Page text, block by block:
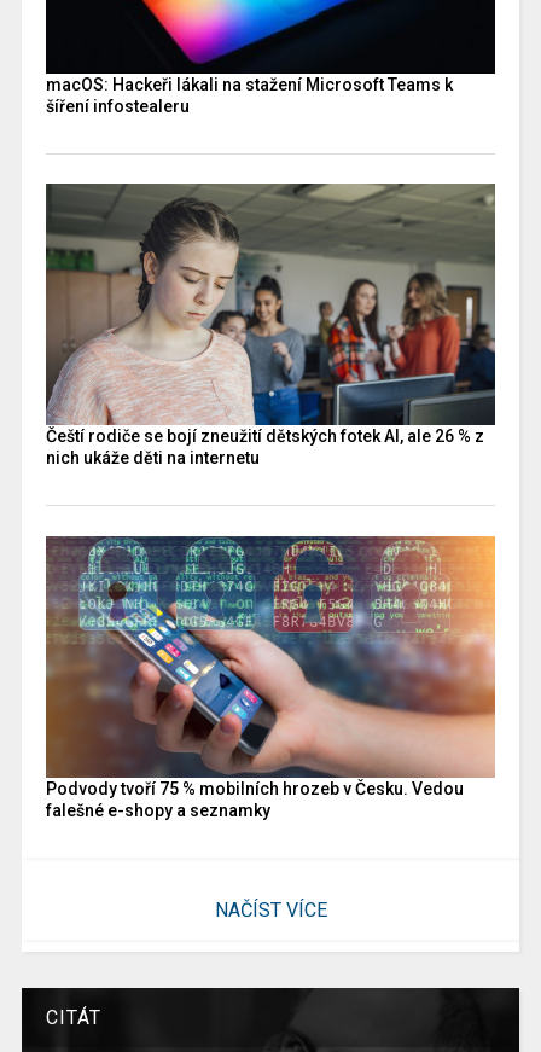
macOS: Hackeři lákali na stažení Microsoft Teams k
šíření infostealeru
Čeští rodiče se bojí zneužití dětských fotek AI, ale 26 % z
nich ukáže děti na internetu
Podvody tvoří 75 % mobilních hrozeb v Česku. Vedou
falešné e-shopy a seznamky
NAČÍST VÍCE
CITÁT